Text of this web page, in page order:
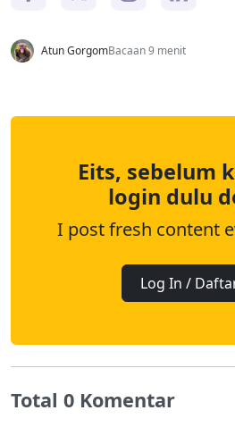
Atun GorgomBacaan 9 menit
Eits, sebelum
login dulu
I post fresh content
Log In /
Total 0 Komentar